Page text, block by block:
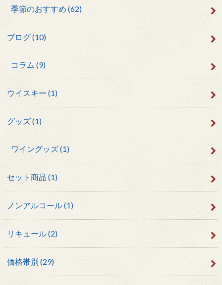
季節のおすすめ (62)
ブログ(10)
コラム (9)
ウイスキー (1)
グッズ(1)
ワイングッズ(1)
セット商品 (1)
ノンアルコール(1)
リキュール(2)
価格帯別 (29)